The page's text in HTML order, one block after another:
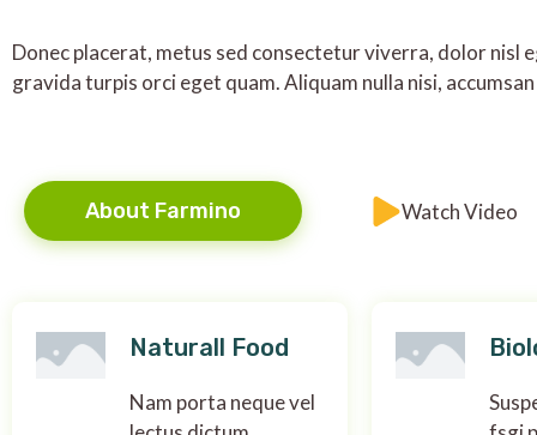
Donec placerat, metus sed consectetur viverra, dolor nisl
gravida turpis orci eget quam. Aliquam nulla nisi,
About Farmino Watch Video
Naturall Food
Nam porta neque vel